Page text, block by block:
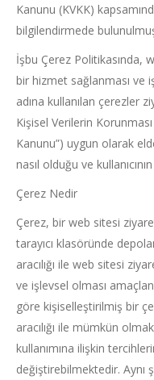
Kanunu (KVKK)
bilgilendirmede
İşbu Çerez Politikasında,
bir hizmet sağlanması ve
adına kullanılan çerezler
Kişisel Verilerin Korunması
Kanunu”) uygun olarak
nasıl olduğu ve
Çerez Nedir
Çerez, bir web sitesi
tarayıcı klasöründe
aracılığı ile web sitesi
ve işlevsel olması
göre kişiselleştirilmiş bir
aracılığı ile mümkün
kullanımına ilişkin
değiştirebilmektedir. Aynı